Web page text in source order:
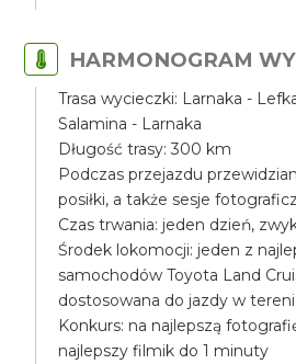
HARMONOGRAM
Trasa wycieczki: Larnaka -
Salamina - Larnaka
Długość trasy: 300 km
Podczas przejazdu
posiłki, a także sesje
Czas trwania: jeden dzień,
Środek lokomocji: jeden z
samochodów Toyota Land
dostosowana do jazdy w
Konkurs: na najlepszą
najlepszy filmik do 1 minuty